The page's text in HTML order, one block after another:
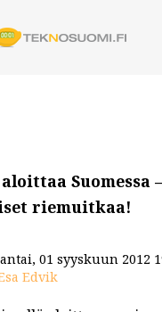
Suomessa –
riemuitkaa!
01 syyskuun 2012
Edvik